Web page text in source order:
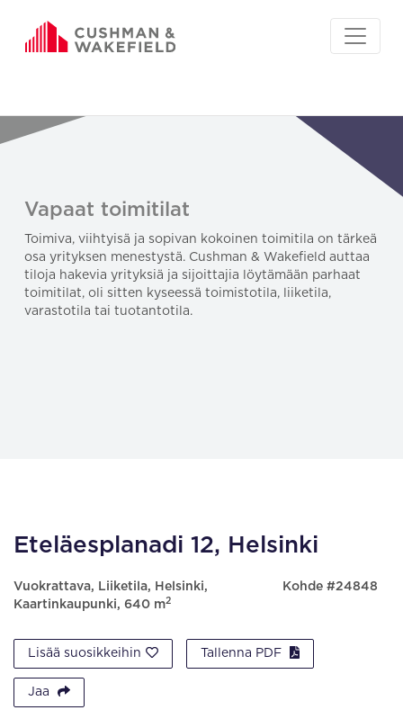
Vapaat toimitilat
Toimiva, viihtyisä ja sopivan kokoinen toimitila on tärkeä
osa yrityksen menestystä. Cushman & Wakefield auttaa
tiloja hakevia yrityksiä ja sijoittajia löytämään parhaat
toimitilat, oli sitten kyseessä toimistotila, liiketila,
varastotila tai tuotantotila.
Eteläesplanadi 12, Helsinki
Vuokrattava, Liiketila, Helsinki,
Kaartinkaupunki, 640 m2
Kohde #24848
Lisää suosikkeihin Tallenna PDF
Jaa